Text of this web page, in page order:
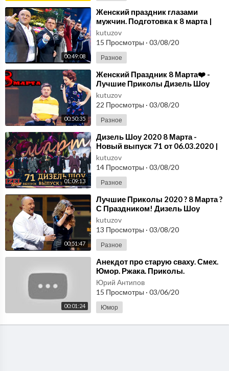
00:49:08
⁣Женский праздник глазами
мужчин. Подготовка к 8 марта |
Лучшие Приколы Дизель Шоу
2020
kutuzov
15 Просмотры · 03/08/20
Разное
00:50:35
⁣Женский Праздник 8 Марта❤️ -
Лучшие Приколы Дизель Шоу
2020 | Дизель cтудио
kutuzov
22 Просмотры · 03/08/20
Разное
01:09:13
⁣Дизель Шоу 2020 8 Марта -
Новый выпуск 71 от 06.03.2020 |
Дизель cтудио, Лучшие Приколы
kutuzov
14 Просмотры · 03/08/20
Разное
00:51:47
⁣Лучшие Приколы 2020 ? 8 Марта ?
С Праздником! Дизель Шоу
лучшее | Дизель cтудио
kutuzov
13 Просмотры · 03/08/20
Разное
00:01:24
⁣Анекдот про старую сваху. Смех.
Юмор. Ржака. Приколы.
Юрий Антипов
15 Просмотры · 03/06/20
Юмор